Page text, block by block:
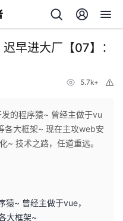
早进大厂【07】：
5.7k+
发的程序猿~ 曾经主做于vu
各大框架~ 现在主攻web安
~ 技术之路，任道重远。
猿~ 曾经主做于vue，
大框架~